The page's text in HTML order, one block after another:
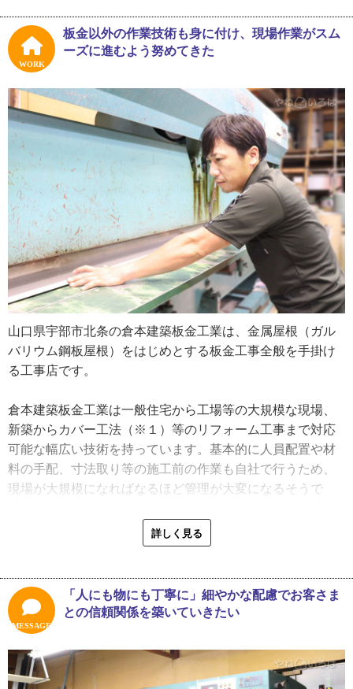
うだと思ったのは、同業者の仲間やお客さまと話す父の姿
を見てですね。仕事の共有をするために自分の知識を活か
して話す父がとても楽しそうでね」
親の働く姿を見て「苦しそう、でも楽しそう」と考える小
学生。その様子は、板金が幼少期の倉本さんにとって身近
な仕事だったことを表しています。大人になったら家業を
継ぐということは、この頃から少しだけ考えていたそうで
す。しかし、すんなり家業へ入ったわけではなく、中学高
校へと進むにつれ、自分がどんな仕事をして生きていくの
かと悩む時期もありました。
「仕事については悩んだこともありました。ただ、夜間の
高校へ通いながら昼間は父の会社で働いていたんです。仕
事をしていると色んな人に会う機会があって、そんな中で
資格取得に励み、技術や知識が身に付くと視野の広がりを
感じたといいます。新人の時は目の前の作業で手一杯にな
いる」という責任の大きさを感じるようになったそうで
す。
「仕事に就いて経験を積んでいく中で、職人には住宅工
事、ものづくりに対する責任があるんだという意識を持つ
ようになりました。技術に関しては、社内でもよく話し合
うんですよ。ベテランと若手で意見交換をして、よりよい
違うものなので、ベテランからの一方的な話ではなく、若
手からも話をしてもらうようにしているんです。１６才で
入社して１０年以上勤めているスタッフもいます。働きや
すく勉強しやすい環境だと思ってくれていたらうれしいで
すね」
WORK
板金以外の作業技術も身に付け、現場作業がスム
ーズに進むよう努めてきた
山口県宇部市北条の倉本建築板金工業は、金属屋根（ガル
バリウム鋼板屋根）をはじめとする板金工事全般を手掛け
る工事店です。
倉本建築板金工業は一般住宅から工場等の大規模な現場、
新築からカバー工法（※１）等のリフォーム工事まで対応
可能な幅広い技術を持っています。基本的に人員配置や材
料の手配、寸法取り等の施工前の作業も自社で行うため、
現場が大規模になればなるほど管理が大変になるそうで
「学校の工事になると長期休みの間に終わらせる必要があ
料の発注、施工まで全て仕切らないといけないので段取り
良く進むよう確認をします。どんな現場も同じですが、特
に学校での施工は子どもたちが出入りする場所ということ
払っています」
詳しく見る
MESSAGE
「人にも物にも丁寧に」細やかな配慮でお客さま
との信頼関係を築いていきたい